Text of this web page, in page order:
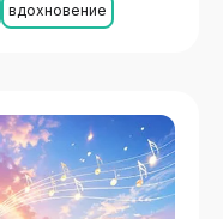
вдохновение